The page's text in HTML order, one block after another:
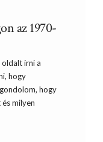
az 1970-
oldalt írni a
hogy
hogy
milyen